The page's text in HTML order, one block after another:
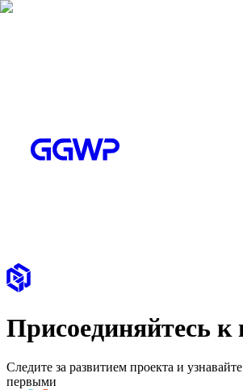
Присоединяйтесь к
Следите за развитием проекта и
первыми